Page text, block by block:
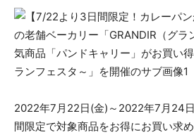
2022年7月22日(金)～2022年7月24
間限定で対象商品をお得にお買い求